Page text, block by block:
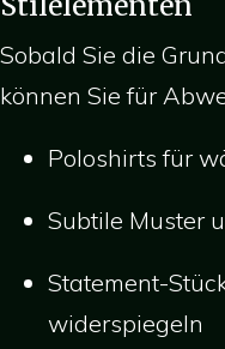
Sobald Sie die
können Sie für
Poloshirts für
Subtile Muster
Statement-
widerspiegeln